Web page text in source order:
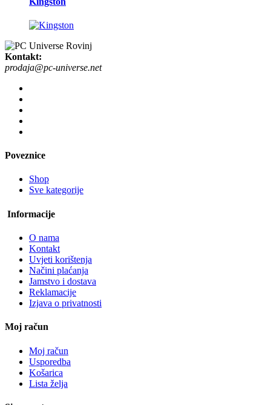
Kontakt:
prodaja@pc-universe.net
Poveznice
Shop
Sve kategorije
Informacije
O nama
Kontakt
Uvjeti korištenja
Načini plaćanja
Jamstvo i dostava
Reklamacije
Izjava o privatnosti
Moj račun
Moj račun
Usporedba
Košarica
Lista želja